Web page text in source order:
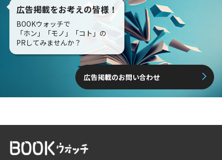
広告掲載をお考えの皆様！
BOOKウォッチで
「ホン」「モノ」「コト」の
PRしてみませんか？
広告掲載のお問い合わせ